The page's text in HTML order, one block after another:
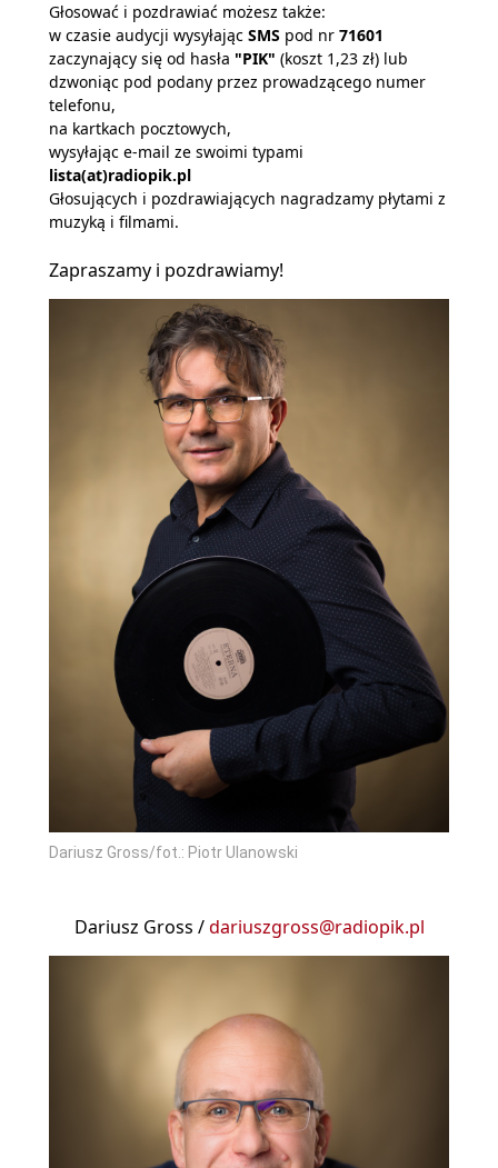
Głosować i pozdrawiać możesz także:
w czasie audycji wysyłając SMS pod nr 71601
zaczynający się od hasła "PIK" (koszt 1,23 zł) lub
dzwoniąc pod podany przez prowadzącego numer
telefonu,
na kartkach pocztowych,
wysyłając e-mail ze swoimi typami
lista(at)radiopik.pl
Głosujących i pozdrawiających nagradzamy płytami z
muzyką i filmami.
Zapraszamy i pozdrawiamy!
Dariusz Gross/fot.: Piotr Ulanowski
Dariusz Gross /dariuszgross@radiopik.pl